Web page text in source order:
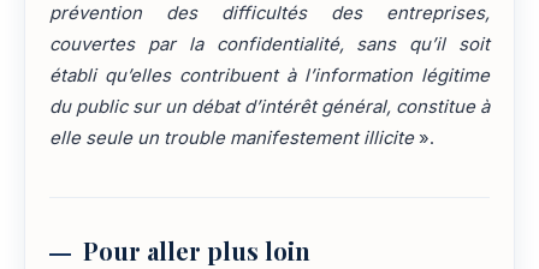
prévention des difficultés des entreprises,
couvertes par la confidentialité, sans qu’il soit
établi qu’elles contribuent à l’information légitime
du public sur un débat d’intérêt général, constitue à
elle seule un trouble manifestement illicite».
Pour aller plus loin